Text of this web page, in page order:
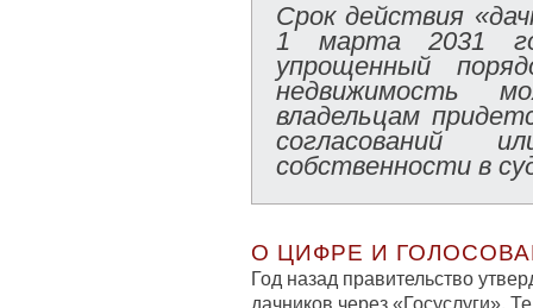
Срок действия
1 марта 2031
упрощенный
недвижимость
владельцам
согласований
собственности в
О ЦИФРЕ И
Год назад правительство
дачников через «Госуслуги».